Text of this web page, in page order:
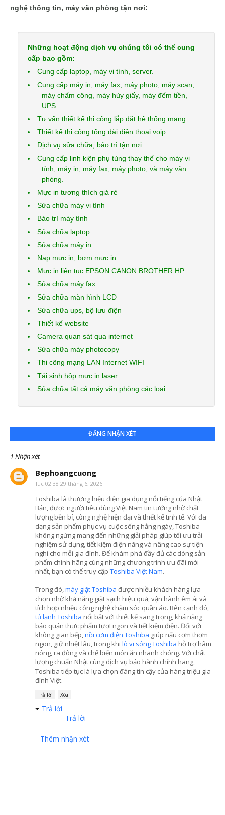
nghệ thông tin, máy văn phòng tận nơi:
Những hoạt động dịch vụ chúng tôi có thể cung
cấp bao gồm:
Cung cấp laptop, máy vi tính, server.
Cung cấp máy in, máy fax, máy photo, máy scan,
máy chấm công, máy hủy giấy, máy đếm tiền,
UPS.
Tư vấn thiết kế thi công lắp đặt hệ thống mạng.
Thiết kế thi công tổng đài điện thoại voip.
Dịch vụ sửa chữa, bảo trì tận nơi.
Cung cấp linh kiện phụ tùng thay thế cho máy vi
tính, máy in, máy fax, máy photo, và máy văn
phòng.
Mực in tương thích giá rẻ
Sửa chữa máy vi tính
Bảo trì máy tính
Sửa chữa laptop
Sửa chữa máy in
Nạp mực in, bơm mực in
Mực in liên tục EPSON CANON BROTHER HP
Sửa chữa máy fax
Sửa chữa màn hình LCD
Sửa chữa ups, bộ lưu điện
Thiết kế website
Camera quan sát qua internet
Sửa chữa máy photocopy
Thi công mạng LAN Internet WIFI
Tái sinh hộp mực in laser
Sửa chữa tất cả máy văn phòng các loại.
ĐĂNG NHẬN XÉT
1 Nhận xét
Bephoangcuong
lúc 02:38 29 tháng 6, 2026
Toshiba là thương hiệu điện gia dụng nổi tiếng của Nhật
Bản, được người tiêu dùng Việt Nam tin tưởng nhờ chất
lượng bền bỉ, công nghệ hiện đại và thiết kế tinh tế. Với đa
dạng sản phẩm phục vụ cuộc sống hằng ngày, Toshiba
không ngừng mang đến những giải pháp giúp tối ưu trải
nghiệm sử dụng, tiết kiệm điện năng và nâng cao sự tiện
nghi cho mỗi gia đình. Để khám phá đầy đủ các dòng sản
phẩm chính hãng cùng những chương trình ưu đãi mới
nhất, bạn có thể truy cập Toshiba Việt Nam.
Trong đó,máy giặt Toshiba được nhiều khách hàng lựa
chọn nhờ khả năng giặt sạch hiệu quả, vận hành êm ái và
tích hợp nhiều công nghệ chăm sóc quần áo. Bên cạnh đó,
tủ lạnh Toshiba nổi bật với thiết kế sang trọng, khả năng
bảo quản thực phẩm tươi ngon và tiết kiệm điện. Đối với
không gian bếp,nồi cơm điện Toshiba giúp nấu cơm thơm
ngon, giữ nhiệt lâu, trong khi lò vi sóng Toshiba hỗ trợ hâm
nóng, rã đông và chế biến món ăn nhanh chóng. Với chất
lượng chuẩn Nhật cùng dịch vụ bảo hành chính hãng,
Toshiba tiếp tục là lựa chọn đáng tin cậy của hàng triệu gia
đình Việt.
Trả lời Xóa
Trả lời
Trả lời
Thêm nhận xét